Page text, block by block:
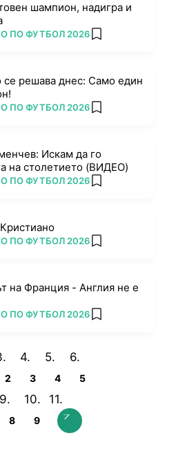
шампион, надигра и
ПО ФУТБОЛ 2026 add favorites
се решава днес: Само един
ПО ФУТБОЛ 2026 add favorites
Искам да го
на столетието (ВИДЕО)
ПО ФУТБОЛ 2026 add favorites
ПО ФУТБОЛ 2026 add favorites
на Франция - Англия не е
ПО ФУТБОЛ 2026 add favorites
2 3 4 5
8 9